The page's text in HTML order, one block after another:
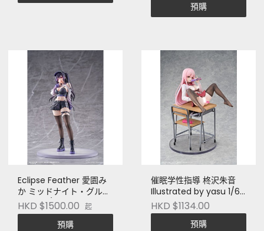
預購
Eclipse Feather 愛園み
か ミッドナイト・グルー
ヴ Ver. 1/6スケール塗装
済完成品フィギュア
HKD $1500.00 起
預購
催眠学性指導 柊沢朱音
Illustrated by yasu 1/6
スケール 完成品フィギュ
ア
HKD $1134.00
預購